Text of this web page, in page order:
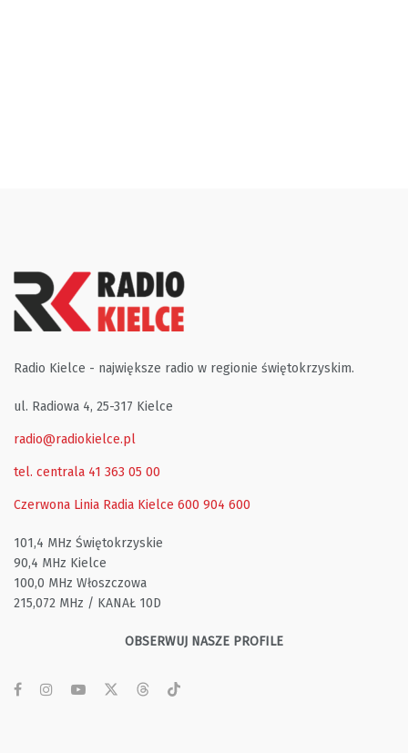
Radio Kielce - największe radio w regionie świętokrzyskim.
ul. Radiowa 4, 25-317 Kielce
radio@radiokielce.pl
tel. centrala 41 363 05 00
Czerwona Linia Radia Kielce 600 904 600
101,4 MHz Świętokrzyskie
90,4 MHz Kielce
100,0 MHz Włoszczowa
215,072 MHz / KANAŁ 10D
OBSERWUJ NASZE PROFILE